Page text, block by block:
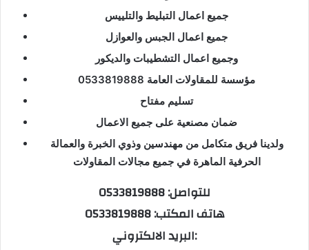
جميع اعمال التبليط والتلييس
جميع اعمال الجبس والعوازل
وجميع اعمال التشطيبات والديكور
مؤسسة للمقاولات العامة 0533819888
تسليم مفتاح
ضمان مصنعية على جميع الاعمال
ولدينا فريق متكامل من مهندسين وذوي الخبرة والعمالة
الحرفية الماهرة في جميع مجالات المقاولات
للتواصل: 0533819888
هاتف المكتب: 0533819888
البريد الالكتروني: